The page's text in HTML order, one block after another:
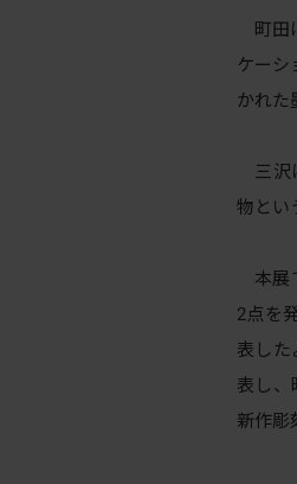
町田
ケーシ
かれた
三沢
物とい
本展
2点を
表した
表し、
新作彫